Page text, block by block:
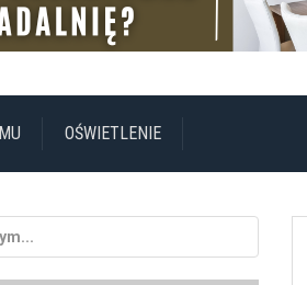
OŚWIETLENIE